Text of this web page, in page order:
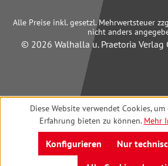
Alle Preise inkl. gesetzl. Mehrwertsteuer
nicht anders
© 2026 Walhalla u. Praetoria Verlag
Diese Website verwendet Cookies,
Erfahrung bieten zu können. Mehr
Nur
Konfigurieren